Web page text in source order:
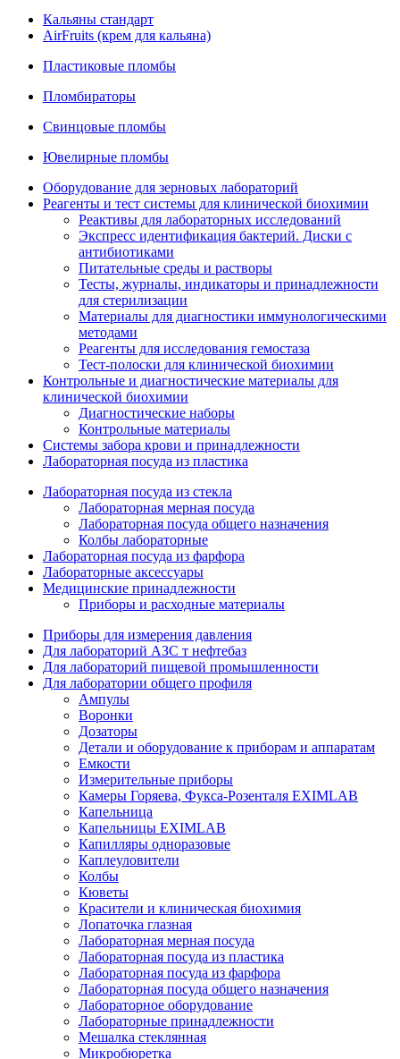
Кальяны стандарт
AirFruits (крем для кальяна)
Пластиковые пломбы
Пломбираторы
Свинцовые пломбы
Ювелирные пломбы
Оборудование для зерновых лабораторий
Реагенты и тест системы для клинической биохимии
Реактивы для лабораторных исследований
Экспресс идентификация бактерий. Диски с
антибиотиками
Питательные среды и растворы
Тесты, журналы, индикаторы и принадлежности
для стерилизации
Материалы для диагностики иммунологическими
методами
Реагенты для исследования гемостаза
Тест-полоски для клинической биохимии
Контрольные и диагностические материалы для
клинической биохимии
Диагностические наборы
Контрольные материалы
Системы забора крови и принадлежности
Лабораторная посуда из пластика
Лабораторная посуда из стекла
Лабораторная мерная посуда
Лабораторная посуда общего назначения
Колбы лабораторные
Лабораторная посуда из фарфора
Лабораторные аксессуары
Медицинские принадлежности
Приборы и расходные материалы
Приборы для измерения давления
Для лабораторий АЗС т нефтебаз
Для лабораторий пищевой промышленности
Для лаборатории общего профиля
Ампулы
Воронки
Дозаторы
Детали и оборудование к приборам и аппаратам
Емкости
Измерительные приборы
Камеры Горяева, Фукса-Розенталя EXIMLAB
Капельница
Капельницы EXIMLAB
Капилляры одноразовые
Каплеуловители
Колбы
Кюветы
Красители и клиническая биохимия
Лопаточка глазная
Лабораторная мерная посуда
Лабораторная посуда из пластика
Лабораторная посуда из фарфора
Лабораторная посуда общего назначения
Лабораторное оборудование
Лабораторные принадлежности
Мешалка стеклянная
Микробюретка